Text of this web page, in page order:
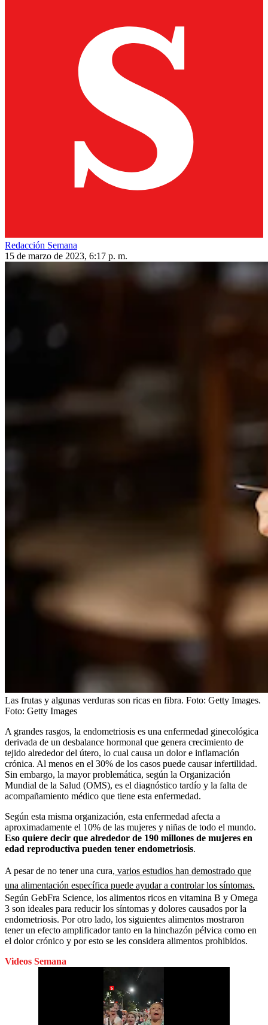
Redacción Semana
15 de marzo de 2023, 6:17 p. m.
Las frutas y algunas verduras son ricas en fibra. Foto: Getty Images.
Foto: Getty Images
A grandes rasgos, la endometriosis es una enfermedad ginecológica
derivada de un desbalance hormonal que genera crecimiento de
tejido alrededor del útero, lo cual causa un dolor e inflamación
crónica. Al menos en el 30% de los casos puede causar infertilidad.
Sin embargo, la mayor problemática, según la Organización
Mundial de la Salud (OMS), es el diagnóstico tardío y la falta de
acompañamiento médico que tiene esta enfermedad.
Según esta misma organización, esta enfermedad afecta a
aproximadamente el 10% de las mujeres y niñas de todo el mundo.
Eso quiere decir que alrededor de 190 millones de mujeres en
edad reproductiva pueden tener endometriosis.
A pesar de no tener una cura, varios estudios han demostrado que
una alimentación específica puede ayudar a controlar los síntomas.
Según GebFra Science, los alimentos ricos en vitamina B y Omega
3 son ideales para reducir los síntomas y dolores causados por la
endometriosis. Por otro lado, los siguientes alimentos mostraron
tener un efecto amplificador tanto en la hinchazón pélvica como en
el dolor crónico y por esto se les considera alimentos prohibidos.
Videos Semana